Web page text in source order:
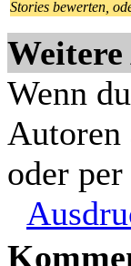
Stories bewerten,
Wenn
Autoren
oder